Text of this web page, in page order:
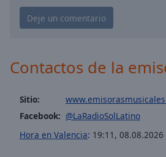
Background
Color
Contactos de la
Sitio:
Facebook: @LaRadioSolLatino
Hora en Valencia: 19:11 , 08.08.2026